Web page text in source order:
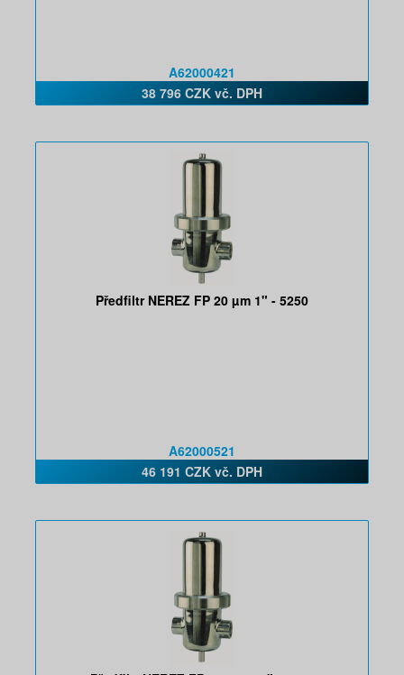
A62000421
38 796 CZK vč. DPH
Předfiltr NEREZ FP 20 µm 1" - 5250
A62000521
46 191 CZK vč. DPH